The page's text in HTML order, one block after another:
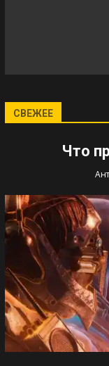
СВЕЖЕЕ
Что